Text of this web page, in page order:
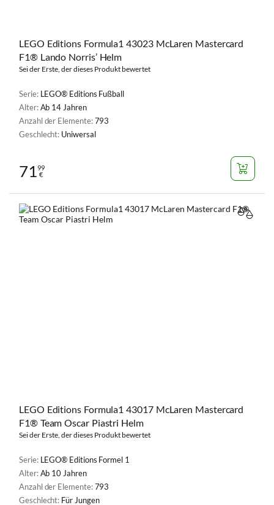
LEGO Editions Formula1 43023 McLaren Mastercard
F1® Lando Norris’ Helm
Sei der Erste, der dieses Produkt bewertet
Serie: LEGO® Editions Fußball
Alter:Ab 14 Jahren
Anzahl der Elemente:793
Geschlecht: Uniwersal
7199
€
LEGO Editions Formula1 43017 McLaren Mastercard
F1® Team Oscar Piastri Helm
Sei der Erste, der dieses Produkt bewertet
Serie: LEGO® Editions Formel 1
Alter:Ab 10 Jahren
Anzahl der Elemente:793
Geschlecht: Für Jungen